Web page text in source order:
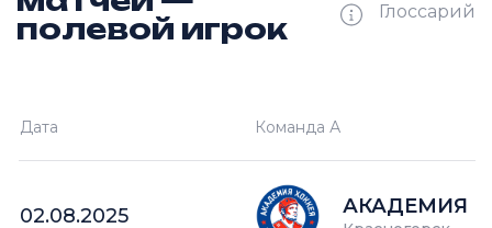
полевой игрок
Глоссарий
кол-во очков в турнире
Дата Команда А
02.08.2025 АКАДЕМИЯ